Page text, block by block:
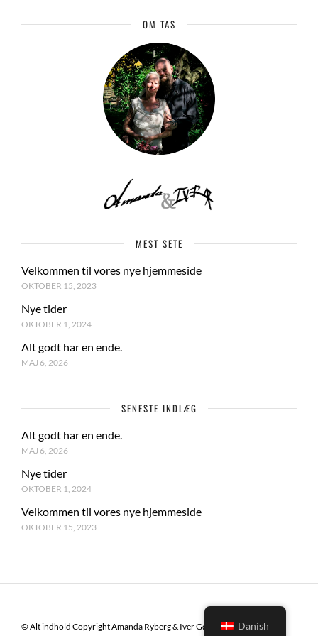
OM TAS
MEST SETE
Velkommen til vores nye hjemmeside
OKTOBER 15, 2023
Nye tider
OKTOBER 1, 2024
Alt godt har en ende.
MAJ 6, 2026
SENESTE INDLÆG
Alt godt har en ende.
MAJ 6, 2026
Nye tider
OKTOBER 1, 2024
Velkommen til vores nye hjemmeside
OKTOBER 15, 2023
© Alt indhold Copyright Amanda Ryberg & Iver Gørtz Danish